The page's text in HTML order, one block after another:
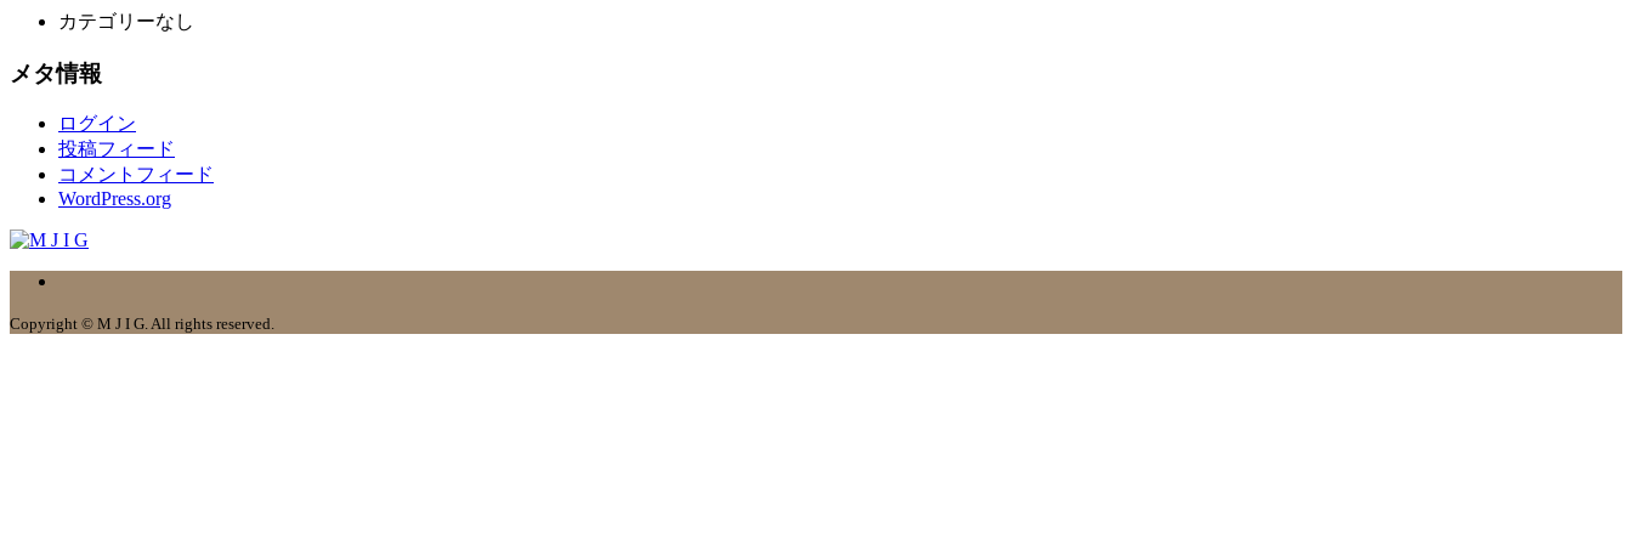
カテゴリーなし
メタ情報
ログイン
投稿フィード
コメントフィード
WordPress.org
Copyright © M J I G. All rights reserved.